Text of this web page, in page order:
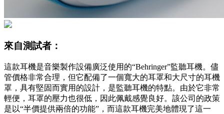
來自測試者：
這款耳機是音樂製作設備廣泛使用的“Behringer”監聽耳機。儘
管價格非常合理，但它配備了一個寬大的耳罩和大尺寸的耳機
罩，具有堅固而實用的設計，是監聽耳機的特點。由於它非常
輕便，耳罩的壓力也很低，因此佩戴感覺良好。該公司的政策
是以“半價提供兩倍的功能”，而這款耳機完美地體現了這一